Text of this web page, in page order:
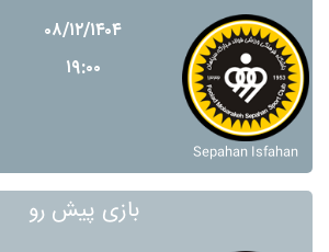
۰۸/۱۲/۱۴۰۴
۱۹:۰۰
Sepahan Isfahan
بازی پیش رو